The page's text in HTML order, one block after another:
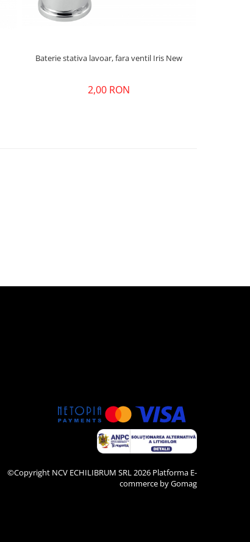
Baterie stativa lavoar, fara ventil Iris New
2,00 RON
©Copyright NCV ECHILIBRUM SRL 2026 Platforma E-
commerce by Gomag